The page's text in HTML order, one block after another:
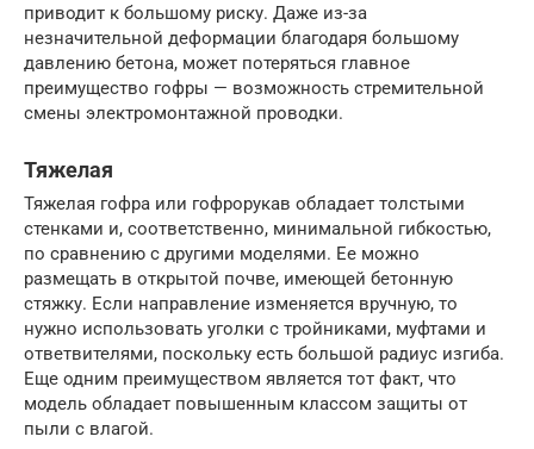
приводит к большому риску. Даже из-за
незначительной деформации благодаря большому
давлению бетона, может потеряться главное
преимущество гофры — возможность стремительной
смены электромонтажной проводки.
Тяжелая
Тяжелая гофра или гофрорукав обладает толстыми
стенками и, соответственно, минимальной гибкостью,
по сравнению с другими моделями. Ее можно
размещать в открытой почве, имеющей бетонную
стяжку. Если направление изменяется вручную, то
нужно использовать уголки с тройниками, муфтами и
ответвителями, поскольку есть большой радиус изгиба.
Еще одним преимуществом является тот факт, что
модель обладает повышенным классом защиты от
пыли с влагой.